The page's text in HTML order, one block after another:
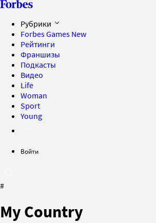
Рубрики
Forbes Games New
Рейтинги
Франшизы
Подкасты
Видео
Life
Woman
Sport
Young
Войти
#
My Country